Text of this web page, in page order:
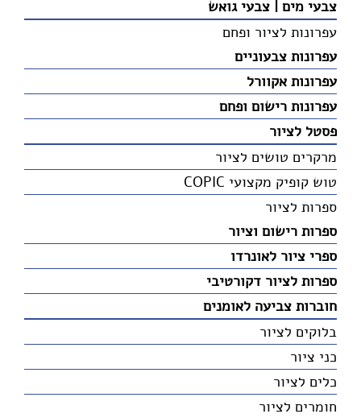
צבעי מים | צבעי גואש
עפרונות לציור ופחם
עפרונות צבעוניים
עפרונות אקוורל
עפרונות רישום ופחם
פסטל לציור
מרקרים טושים לציור
טוש קופיק מקצועי COPIC
ספרות לציור
ספרות רישום וציור
ספרי ציור לאונרדו
ספרות לציור דקורטיבי
חוברות צביעה לאומנים
בלוקים לציור
כני ציור
כלים לציור
חומרים לציור